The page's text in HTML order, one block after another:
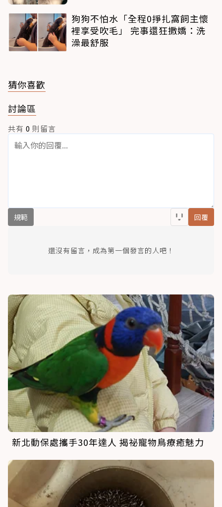
狗狗不怕水「全程0掙扎窩飼主懷
裡享受吹毛」 完事還狂撒嬌：洗
澡最舒服
猜你喜歡
討論區
共有 0 則留言
規範 回覆
還沒有留言，成為第一個發言的人吧！
新北動保處攜手30年達人 揭祕寵物鳥療癒魅力